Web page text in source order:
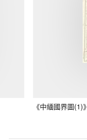
《中緬國界圖(1)》